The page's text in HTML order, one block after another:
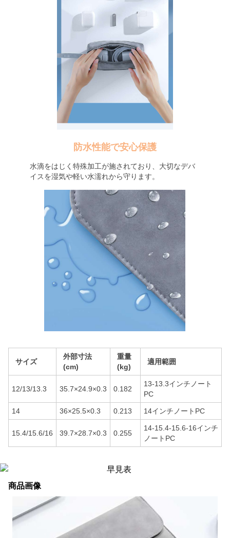
防水性能で安心保護
水滴をはじく特殊加工が施されており、大切なデバ
イスを湿気や軽い水濡れから守ります。
サイズ
外部寸法
(cm)
重量
(kg)
適用範囲
12/13/13.3 35.7×24.9×0.3 0.182
13-13.3インチノート
PC
14 36×25.5×0.3 0.213 14インチノートPC
15.4/15.6/16 39.7×28.7×0.3 0.255
14-15.4-15.6-16インチ
ノートPC
商品画像